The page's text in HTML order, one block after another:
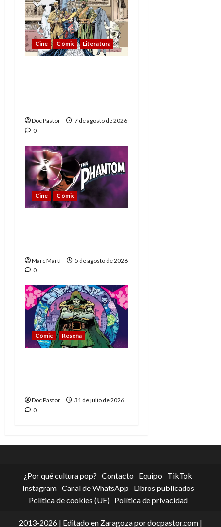
Cine Cómic Literatura
Doc Pastor
7 de agosto de 2026
0
Cine Cómic
Marc Martí
5 de agosto de 2026
0
Cómic Reseña
Doc Pastor
31 de julio de 2026
0
¿Por qué cultura pop? Contacto Equipo
TikTok
Instagram Canal de WhatsApp
Libros publicados
Política de cookies (UE)
Política de privacidad
2013-2026 | Editado en Zaragoza por docpastor.com |